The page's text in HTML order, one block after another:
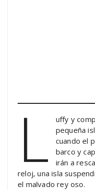
L
uffy y
pequeña
cuando el
barco y
irán a
reloj, una isla
el malvado rey oso.